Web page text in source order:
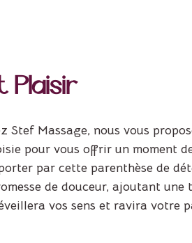
Plaisir
Stef Massage, nous vous
pour vous offrir un moment
par cette parenthèse de
de douceur, ajoutant
vos sens et ravira votre